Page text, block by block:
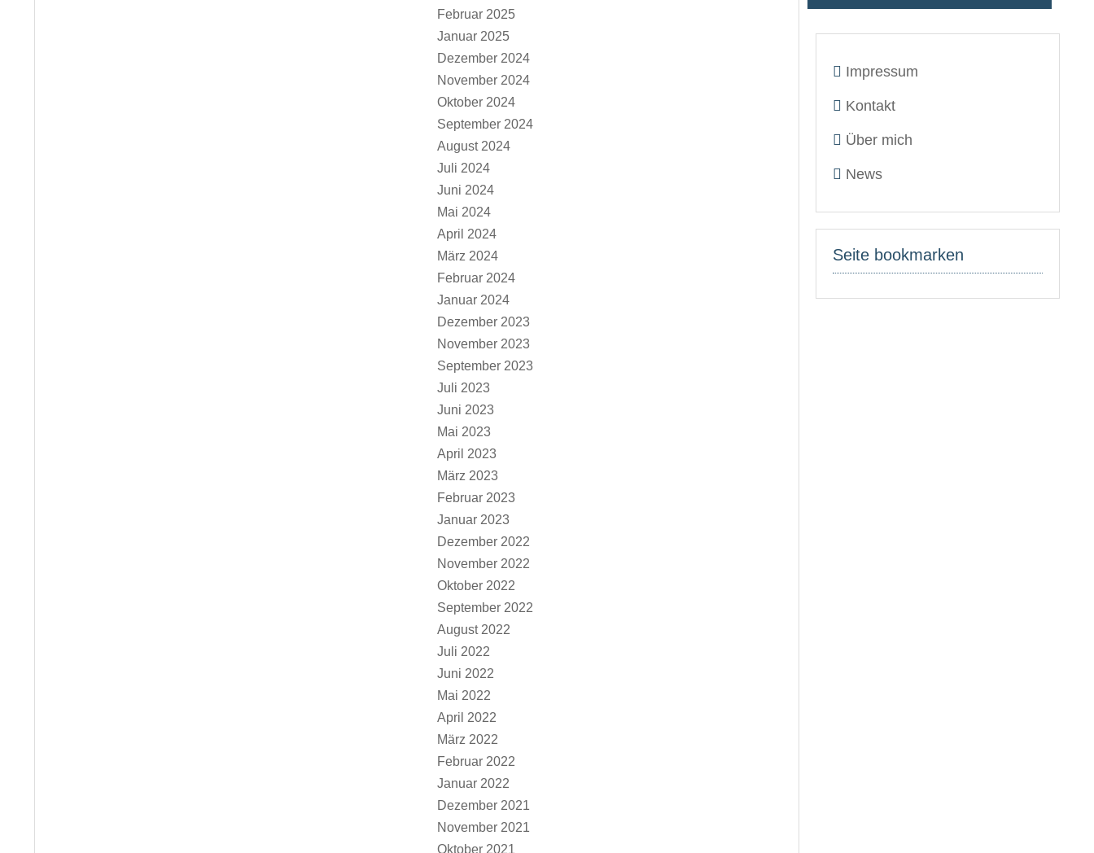
Impressum
Kontakt
Über mich
News
Seite bookmarken
Februar 2025
Januar 2025
Dezember 2024
November 2024
Oktober 2024
September 2024
August 2024
Juli 2024
Juni 2024
Mai 2024
April 2024
März 2024
Februar 2024
Januar 2024
Dezember 2023
November 2023
September 2023
Juli 2023
Juni 2023
Mai 2023
April 2023
März 2023
Februar 2023
Januar 2023
Dezember 2022
November 2022
Oktober 2022
September 2022
August 2022
Juli 2022
Juni 2022
Mai 2022
April 2022
März 2022
Februar 2022
Januar 2022
Dezember 2021
November 2021
Oktober 2021